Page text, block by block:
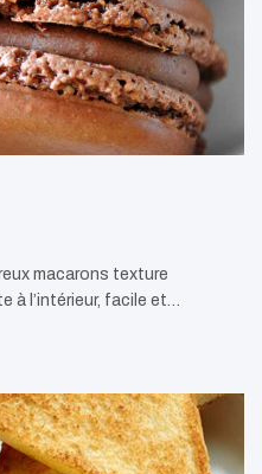
macarons texture
à l’intérieur, facile et…